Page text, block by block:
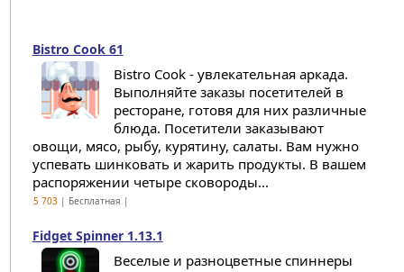
Bistro Cook 61
Bistro Cook - увлекательная аркада.
Выполняйте заказы посетителей в
ресторане, готовя для них различные
блюда. Посетители заказывают
овощи, мясо, рыбу, курятину, салаты. Вам нужно
успевать шинковать и жарить продукты. В вашем
распоряжении четыре сковороды...
5 703| Бесплатная |
Fidget Spinner 1.13.1
Веселые и разноцветные спиннеры